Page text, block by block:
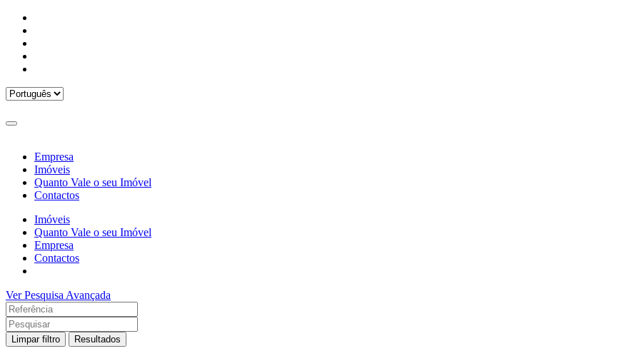
Empresa
Imóveis
Quanto Vale o seu Imóvel
Contactos
Imóveis
Quanto Vale o seu Imóvel
Empresa
Contactos
Ver Pesquisa Avançada
Limpar filtro Resultados